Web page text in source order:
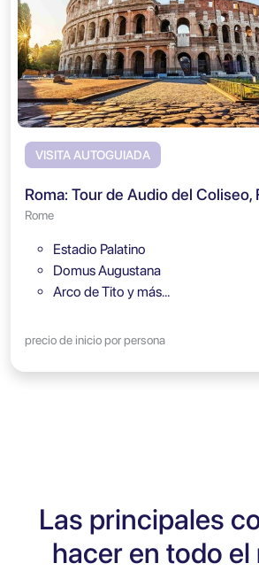
VISITA AUTOGUIADA
Rome
Estadio Palatino
Domus Augustana
Arco de Tito y más…
precio de inicio por persona
Las principales
hacer en todo